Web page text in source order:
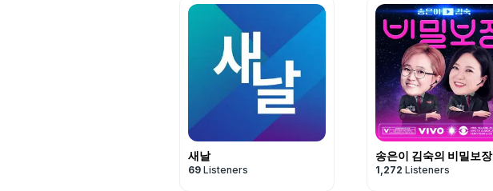
새날
69 Listeners
송은이 김숙의 비밀보장
1,272 Listeners